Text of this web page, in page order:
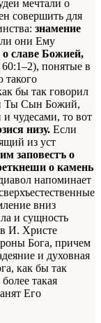
мечтали о
совершить для
знамение
они Ему
о славе Божией,
понятые в
такого
бы так говорил
Ты Сын Божий,
чудесами, то вот
низу. Если
из уст
заповестъ о
о камень
напоминает
вниз
и сущность
в И. Христе
Бога, причем
и духовная
как бы так
такая
Его